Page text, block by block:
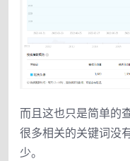
而且这也只是简单的
很多相关的关键词没
少。